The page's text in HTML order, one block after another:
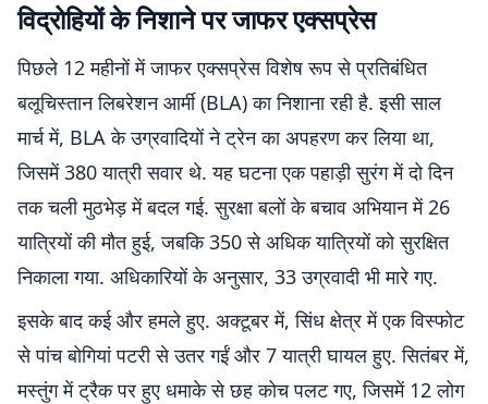
विद्रोहियों के निशाने पर जाफर एक्सप्रेस
पिछले 12 महीनों में जाफर एक्सप्रेस विशेष रूप से प्रतिबंधित
बलूचिस्तान लिबरेशन आर्मी (BLA) का निशाना रही है. इसी साल
मार्च में, BLA के उग्रवादियों ने ट्रेन का अपहरण कर लिया था,
जिसमें 380 यात्री सवार थे. यह घटना एक पहाड़ी सुरंग में दो दिन
तक चली मुठभेड़ में बदल गई. सुरक्षा बलों के बचाव अभियान में 26
यात्रियों की मौत हुई, जबकि 350 से अधिक यात्रियों को सुरक्षित
निकाला गया. अधिकारियों के अनुसार, 33 उग्रवादी भी मारे गए.
इसके बाद कई और हमले हुए. अक्टूबर में, सिंध क्षेत्र में एक विस्फोट
से पांच बोगियां पटरी से उतर गईं और 7 यात्री घायल हुए. सितंबर में,
मस्तुंग में ट्रैक पर हुए धमाके से छह कोच पलट गए, जिसमें 12 लोग